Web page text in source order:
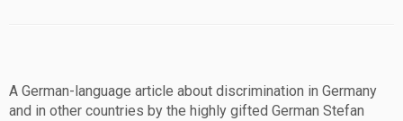
A German-language article about discrimination in Germany
and in other countries by the highly gifted German Stefan